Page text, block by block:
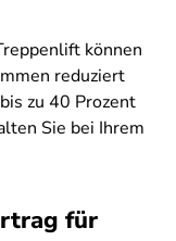
können
reduziert
zu 40 Prozent
Sie bei Ihrem
für